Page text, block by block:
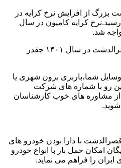
از افزایش نرخ کرایه در
کرایه کامیون در سال
تعرفه های شرکت وانت بار قصرالدشت در سال ۱۴۰۱ چقدر
شما،باربری برون شهری یا
رو با شماره های شرکت
گرفته و از مشاوره های خوب کارشناسان
با دارا بودن خودرو های
امکان حمل بار با انواع خودرو
را فراهم می نماید.